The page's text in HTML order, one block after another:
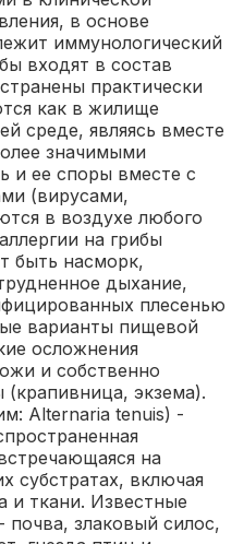
в основе
иммунологический
входят в состав
практически
как в жилище
среде, являясь вместе
значимыми
и ее споры вместе с
(вирусами,
в воздухе любого
на грибы
быть насморк,
дыхание,
плесенью
варианты пищевой
осложнения
и собственно
(крапивница, экзема).
Alternaria tenuis) -
на
субстратах, включая
и ткани. Известные
почва, злаковый силос,